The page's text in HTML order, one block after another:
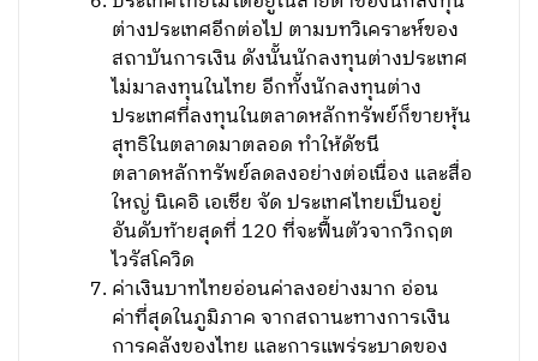
ต่างประเทศอีกต่อไป ตามบทวิเคราะห์ของ
สถาบันการเงิน ดังนั้นนักลงทุนต่างประเทศ
ไม่มาลงทุนในไทย อีกทั้งนักลงทุนต่าง
ประเทศที่ลงทุนในตลาดหลักทรัพย์ก็ขายหุ้น
สุทธิในตลาดมาตลอด ทำให้ดัชนี
ตลาดหลักทรัพย์ลดลงอย่างต่อเนื่อง และสื่อ
ใหญ่ นิเคอิ เอเชีย จัด ประเทศไทยเป็นอยู่
อันดับท้ายสุดที่ 120 ที่จะฟื้นตัวจากวิกฤต
ไวรัสโควิด
ค่าเงินบาทไทยอ่อนค่าลงอย่างมาก อ่อน
ค่าที่สุดในภูมิภาค จากสถานะทางการเงิน
การคลังของไทย และการแพร่ระบาดของ